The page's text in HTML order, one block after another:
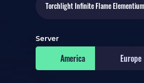
Torchlight InfiniteFlame Elementium
Server
America Europe